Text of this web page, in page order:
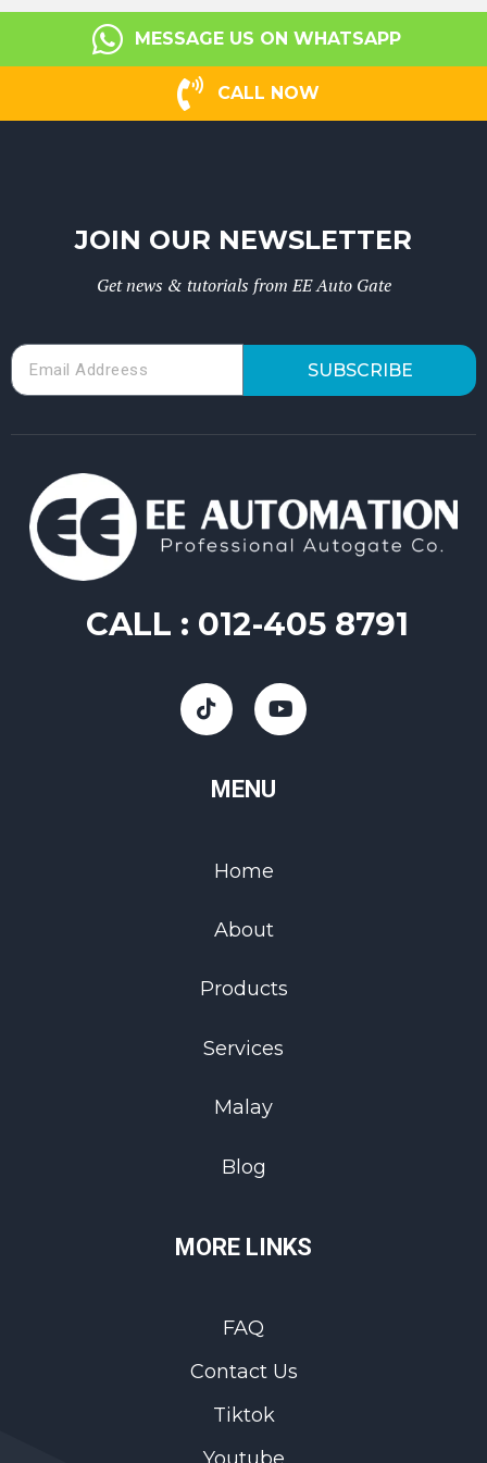
MESSAGE US ON WHATSAPP
CALL NOW
JOIN OUR NEWSLETTER
Get news & tutorials from EE Auto Gate
SUBSCRIBE
CALL : 012-405 8791
MENU
Home
About
Products
Services
Malay
Blog
MORE LINKS
FAQ
Contact Us
Tiktok